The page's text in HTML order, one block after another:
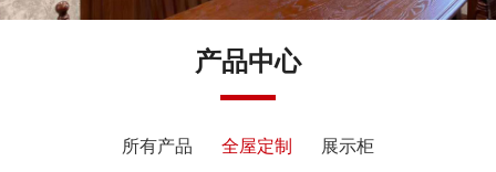
产品中心
所有产品 全屋定制 展示柜